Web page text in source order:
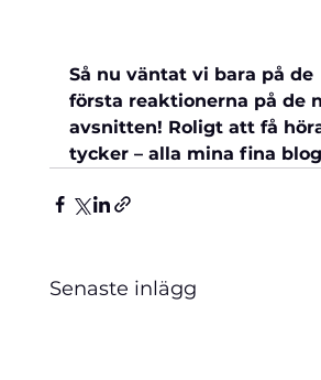
Så nu väntat vi bara på de
första reaktionerna på de
avsnitten! Roligt att få
tycker – alla mina fina
Senaste inlägg